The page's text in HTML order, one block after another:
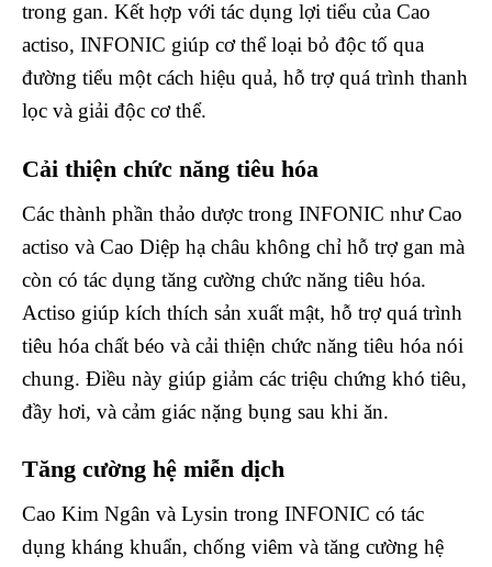
trong gan. Kết hợp với tác dụng lợi tiểu của Cao
actiso, INFONIC giúp cơ thể loại bỏ độc tố qua
đường tiểu một cách hiệu quả, hỗ trợ quá trình thanh
lọc và giải độc cơ thể.
Cải thiện chức năng tiêu hóa
Các thành phần thảo dược trong INFONIC như Cao
actiso và Cao Diệp hạ châu không chỉ hỗ trợ gan mà
còn có tác dụng tăng cường chức năng tiêu hóa.
Actiso giúp kích thích sản xuất mật, hỗ trợ quá trình
tiêu hóa chất béo và cải thiện chức năng tiêu hóa nói
chung. Điều này giúp giảm các triệu chứng khó tiêu,
đầy hơi, và cảm giác nặng bụng sau khi ăn.
Tăng cường hệ miễn dịch
Cao Kim Ngân và Lysin trong INFONIC có tác
dụng kháng khuẩn, chống viêm và tăng cường hệ